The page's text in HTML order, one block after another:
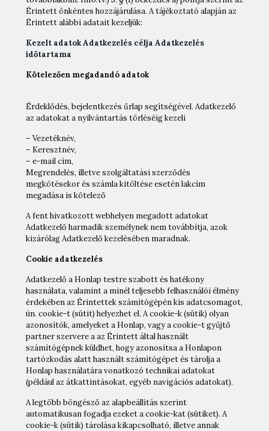
Érintett önkéntes hozzájárulása. A tájékoztató alapján az
Érintett alábbi adatait kezeljük:
Kezelt adatok Adatkezelés célja Adatkezelés
időtartama
Kötelezően megadandó adatok
Érdeklődés, bejelentkezés űrlap segítségével. Adatkezelő
az adatokat a nyilvántartás törléséig kezeli
– Vezetéknév,
– Keresztnév,
– e-mail cím,
Megrendelés, illetve szolgáltatási szerződés
megkötésekor és számla kitöltése esetén lakcím
megadása is kötelező
A fent hivatkozott webhelyen megadott adatokat
Adatkezelő harmadik személynek nem továbbítja, azok
kizárólag Adatkezelő kezelésében maradnak.
Cookie adatkezelés
Adatkezelő a Honlap testre szabott és hatékony
használata, valamint a minél teljesebb felhasználói élmény
érdekében az Érintettek számítógépén kis adatcsomagot,
ún. cookie-t (sütit) helyezhet el. A cookie-k (sütik) olyan
azonosítók, amelyeket a Honlap, vagy a cookie-t gyűjtő
partner szervere a az Érintett által használt
számítógépnek küldhet, hogy azonosítsa a Honlapon
tartózkodás alatt használt számítógépet és tárolja a
Honlap használatára vonatkozó technikai adatokat
(például az átkattintásokat, egyéb navigációs adatokat).
A legtöbb böngésző az alapbeállítás szerint
automatikusan fogadja ezeket a cookie-kat (sütiket). A
cookie-k (sütik) tárolása kikapcsolható, illetve annak